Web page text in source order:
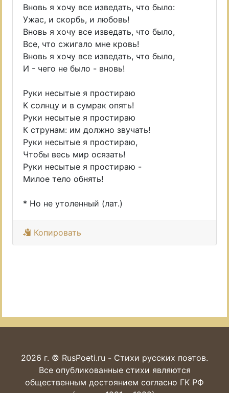
Вновь я хочу все изведать, что было:
Ужас, и скорбь, и любовь!
Вновь я хочу все изведать, что было,
Все, что сжигало мне кровь!
Вновь я хочу все изведать, что было,
И - чего не было - вновь!
Руки несытые я простираю
К солнцу и в сумрак опять!
Руки несытые я простираю
К струнам: им должно звучать!
Руки несытые я простираю,
Чтобы весь мир осязать!
Руки несытые я простираю -
Милое тело обнять!
* Но не утоленный (лат.)
Копировать
2026 г. © RusPoeti.ru - Стихи русских поэтов.
Все опубликованные стихи являются
общественным достоянием согласно ГК РФ